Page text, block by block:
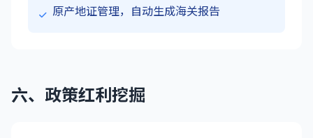
原产地证管理，自动生成海关报告
六、政策红利挖掘